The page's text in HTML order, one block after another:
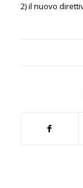
2) il nuovo